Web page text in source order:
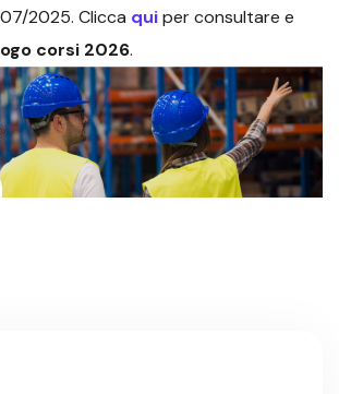
2025. Clicca quiper consultare e
corsi 2026.